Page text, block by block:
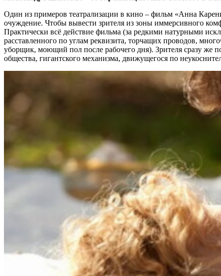
Один из примеров театрализации в кино – фильм «Анна
очуждение. Чтобы вывести зрителя из зоны иммерсивного
Практически всё действие фильма (за редкими натурными
расставленного по углам реквизита, торчащих проводов,
уборщик, моющий пол после рабочего дня). Зрителя сразу же
общества, гигантского механизма, движущегося по